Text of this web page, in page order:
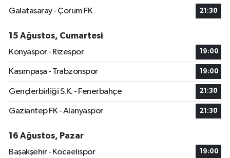
Galatasaray - Çorum FK
21:30
15 Ağustos, Cumartesi
Konyaspor - Rizespor
19:00
Kasımpaşa - Trabzonspor 19:00
Gençlerbirliği S.K. - Fenerbahçe 21:30
Gaziantep FK - Alanyaspor 21:30
16 Ağustos, Pazar
Başakşehir - Kocaelispor
19:00